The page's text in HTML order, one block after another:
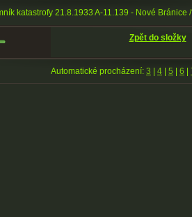
katastrofy 21.8.1933 A-11.139 - Nové Bránice
Zpět do složky
Automatické procházení: 3 | 4 | 5 | 6 |